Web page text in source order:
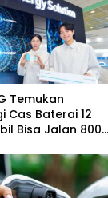
Temukan
Cas Baterai 12
Bisa Jalan 800